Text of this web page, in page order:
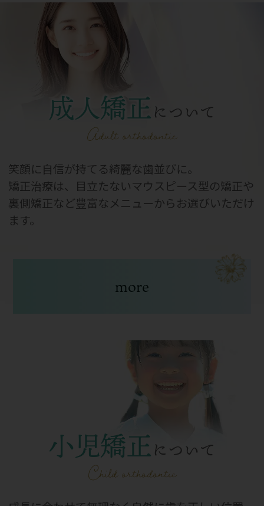
成人矯正について
Adult orthodontic
笑顔に自信が持てる綺麗な歯並びに。
矯正治療は、目立たないマウスピース型の矯正や
裏側矯正など豊富なメニューからお選びいただけ
ます。
more
小児矯正について
Child orthodontic